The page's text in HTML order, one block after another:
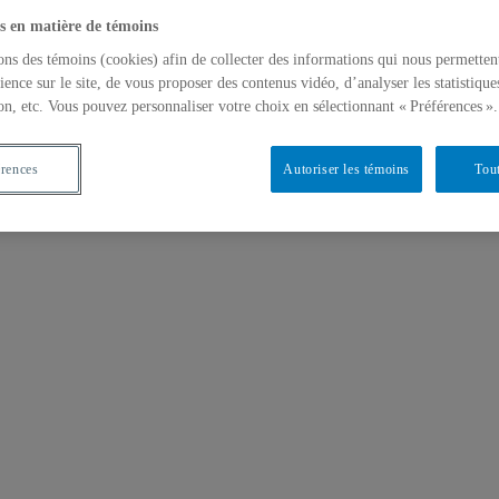
en matière de témoins
des témoins (cookies) afin de collecter des informations qui nous
sur le site, de vous proposer des contenus vidéo, d’analyser les
etc. Vous pouvez personnaliser votre choix en sélectionnant « Préférences ».
Autoriser les témoins